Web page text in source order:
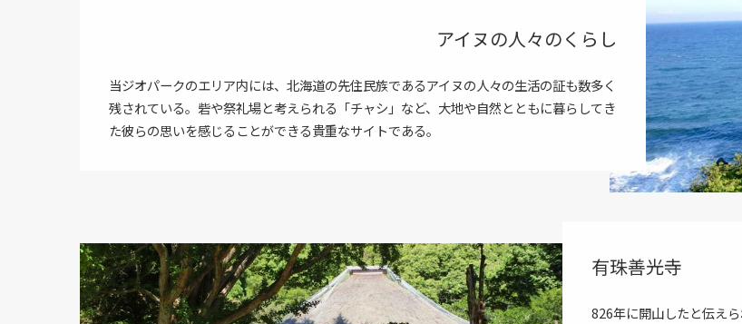
アイヌの人々のくらし
当ジオパークのエリア内には、北海道の先住民族であるアイヌの人々の生活の証も数多く
残されている。砦や祭礼場と考えられる「チャシ」など、大地や自然とともに暮らしてき
た彼らの思いを感じることができる貴重なサイトである。
有珠善光寺
826年に開山したと伝え